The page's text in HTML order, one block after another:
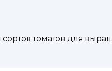
томатов для